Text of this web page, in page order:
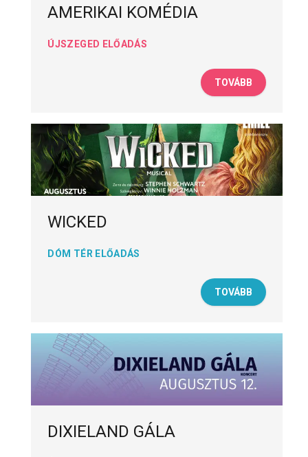
AMERIKAI KOMÉDIA
ÚJSZEGED ELŐADÁS
TOVÁBB
WICKED
DÓM TÉR ELŐADÁS
TOVÁBB
DIXIELAND GÁLA